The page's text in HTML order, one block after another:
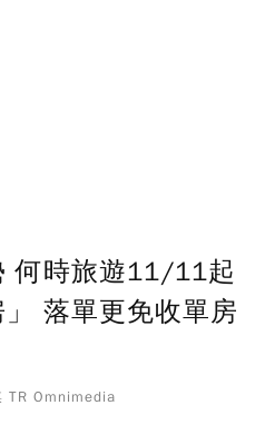
何時旅遊11/11起
落單更免收單房
TR Omnimedia